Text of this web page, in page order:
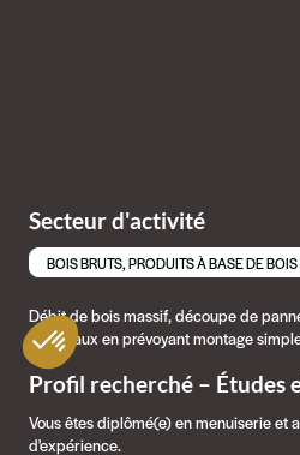
Secteur d'activité
BOIS BRUTS, PRODUITS À BASE DE
Débit de bois massif, découpe de
matériaux en prévoyant montage
Profil recherché – Études
Vous êtes diplômé(e) en menuiserie et
d'expérience.